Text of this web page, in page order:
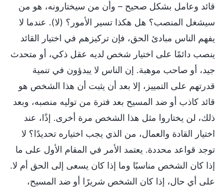
قائد وعامل بشكل صحيح – وأن من سيختارونه، هو من
سيشغل المنصب؟ هل هكذا تسير الأمور؟ (لا). عندما لا
يفهم الناس مبادئ الحق، فإن تركيزهم في اختيار القائد
ينصب دائمًا على اختيار شخص لديه عقل ذكي، أو متحدث
جيد، أو صاحب موهبة. إن الناس لا يبدؤون في تنمية
قدرتهم على التمييز، إلا بعد أن يثبت أن هذا الشخص هو
قائد كاذب أو ضد المسيح بعد فترة من توليه منصبه، وبعد
ذلك، لن يختاروا مثل هذا الشخص مرة أخرى. إذًا، عند
اختيار القادة والعمال، من الذي يجب اختياره تحديدًا؟ لا
توجد قواعد محددة. يعتمد الأمر في المقام الأول على ما
إذا كان الشخص مناسبًا وما إذا كان يسعى إلى الحق أم لا.
على أي حال، إذا كان الشخص شريرًا أو ضد المسيح،